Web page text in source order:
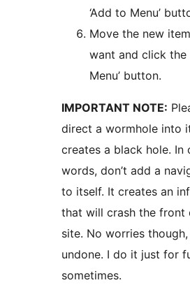
‘Add to Menu’
Move the new
want and click the
Menu’ button.
IMPORTANT NOTE:
direct a wormhole into
creates a black hole. In other
words, don’t add a
to itself. It creates an infinite loop
that will crash the front
site. No worries though, it is easily
undone. I do it just for fun
sometimes.